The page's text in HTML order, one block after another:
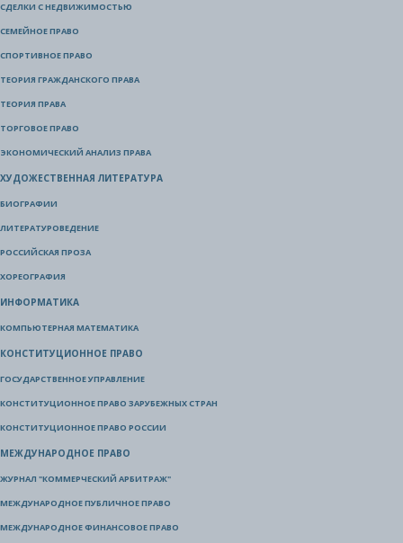
СДЕЛКИ С НЕДВИЖИМОСТЬЮ
СЕМЕЙНОЕ ПРАВО
СПОРТИВНОЕ ПРАВО
ТЕОРИЯ ГРАЖДАНСКОГО ПРАВА
ТЕОРИЯ ПРАВА
ТОРГОВОЕ ПРАВО
ЭКОНОМИЧЕСКИЙ АНАЛИЗ ПРАВА
ХУДОЖЕСТВЕННАЯ ЛИТЕРАТУРА
БИОГРАФИИ
ЛИТЕРАТУРОВЕДЕНИЕ
РОССИЙСКАЯ ПРОЗА
ХОРЕОГРАФИЯ
ИНФОРМАТИКА
КОМПЬЮТЕРНАЯ МАТЕМАТИКА
КОНСТИТУЦИОННОЕ ПРАВО
ГОСУДАРСТВЕННОЕ УПРАВЛЕНИЕ
КОНСТИТУЦИОННОЕ ПРАВО ЗАРУБЕЖНЫХ СТРАН
КОНСТИТУЦИОННОЕ ПРАВО РОССИИ
МЕЖДУНАРОДНОЕ ПРАВО
ЖУРНАЛ "КОММЕРЧЕСКИЙ АРБИТРАЖ"
МЕЖДУНАРОДНОЕ ПУБЛИЧНОЕ ПРАВО
МЕЖДУНАРОДНОЕ ФИНАНСОВОЕ ПРАВО